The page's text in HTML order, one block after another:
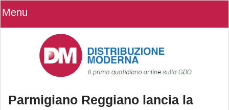
Menu
Parmigiano Reggiano lancia la